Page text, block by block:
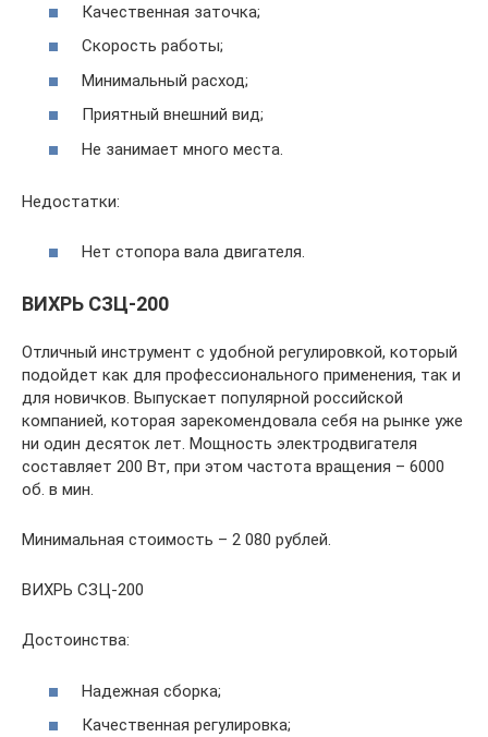
Качественная заточка;
Скорость работы;
Минимальный расход;
Приятный внешний вид;
Не занимает много места.
Недостатки:
Нет стопора вала двигателя.
ВИХРЬ СЗЦ-200
Отличный инструмент с удобной регулировкой, который
подойдет как для профессионального применения, так и
для новичков. Выпускает популярной российской
компанией, которая зарекомендовала себя на рынке уже
ни один десяток лет. Мощность электродвигателя
составляет 200 Вт, при этом частота вращения – 6000
об. в мин.
Минимальная стоимость – 2 080 рублей.
ВИХРЬ СЗЦ-200
Достоинства:
Надежная сборка;
Качественная регулировка;